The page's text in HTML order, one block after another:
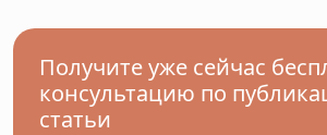
Получите уже сейчас
консультацию по
статьи